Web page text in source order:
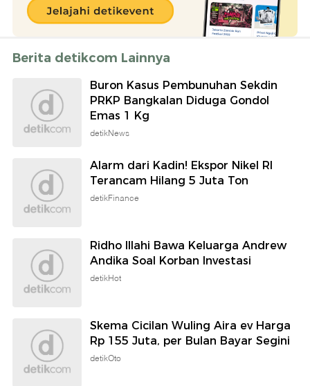
Berita detikcom Lainnya
Buron Kasus Pembunuhan Sekdin
PRKP Bangkalan Diduga Gondol
Emas 1 Kg
detikNews
Alarm dari Kadin! Ekspor Nikel RI
Terancam Hilang 5 Juta Ton
detikFinance
Ridho Illahi Bawa Keluarga Andrew
Andika Soal Korban Investasi
detikHot
Skema Cicilan Wuling Aira ev Harga
Rp 155 Juta, per Bulan Bayar Segini
detikOto